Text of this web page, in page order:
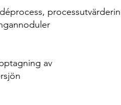
av